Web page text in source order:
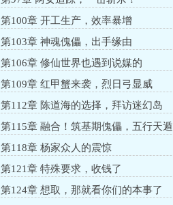
第100章 开工生产，效率暴增
第103章 神魂傀儡，出手缘由
第106章 修仙世界也遇到说媒的
第109章 红甲蟹来袭，烈日弓显威
第112章 陈道海的选择，拜访迷幻岛
第115章 融合！筑基期傀儡，五行天遁
第118章 杨家众人的震惊
第121章 特殊要求，收钱了
第124章 想取，那就看你们的本事了